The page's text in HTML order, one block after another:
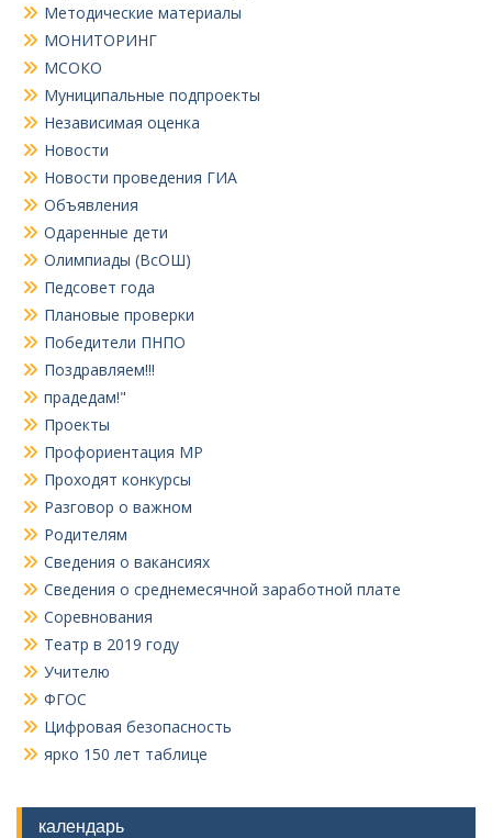
Методические материалы
МОНИТОРИНГ
МСОКО
Муниципальные подпроекты
Независимая оценка
Новости
Новости проведения ГИА
Объявления
Одаренные дети
Олимпиады (ВсОШ)
Педсовет года
Плановые проверки
Победители ПНПО
Поздравляем!!!
прадедам!"
Проекты
Профориентация МР
Проходят конкурсы
Разговор о важном
Родителям
Сведения о вакансиях
Сведения о среднемесячной заработной плате
Соревнования
Театр в 2019 году
Учителю
ФГОС
Цифровая безопасность
ярко 150 лет таблице
календарь